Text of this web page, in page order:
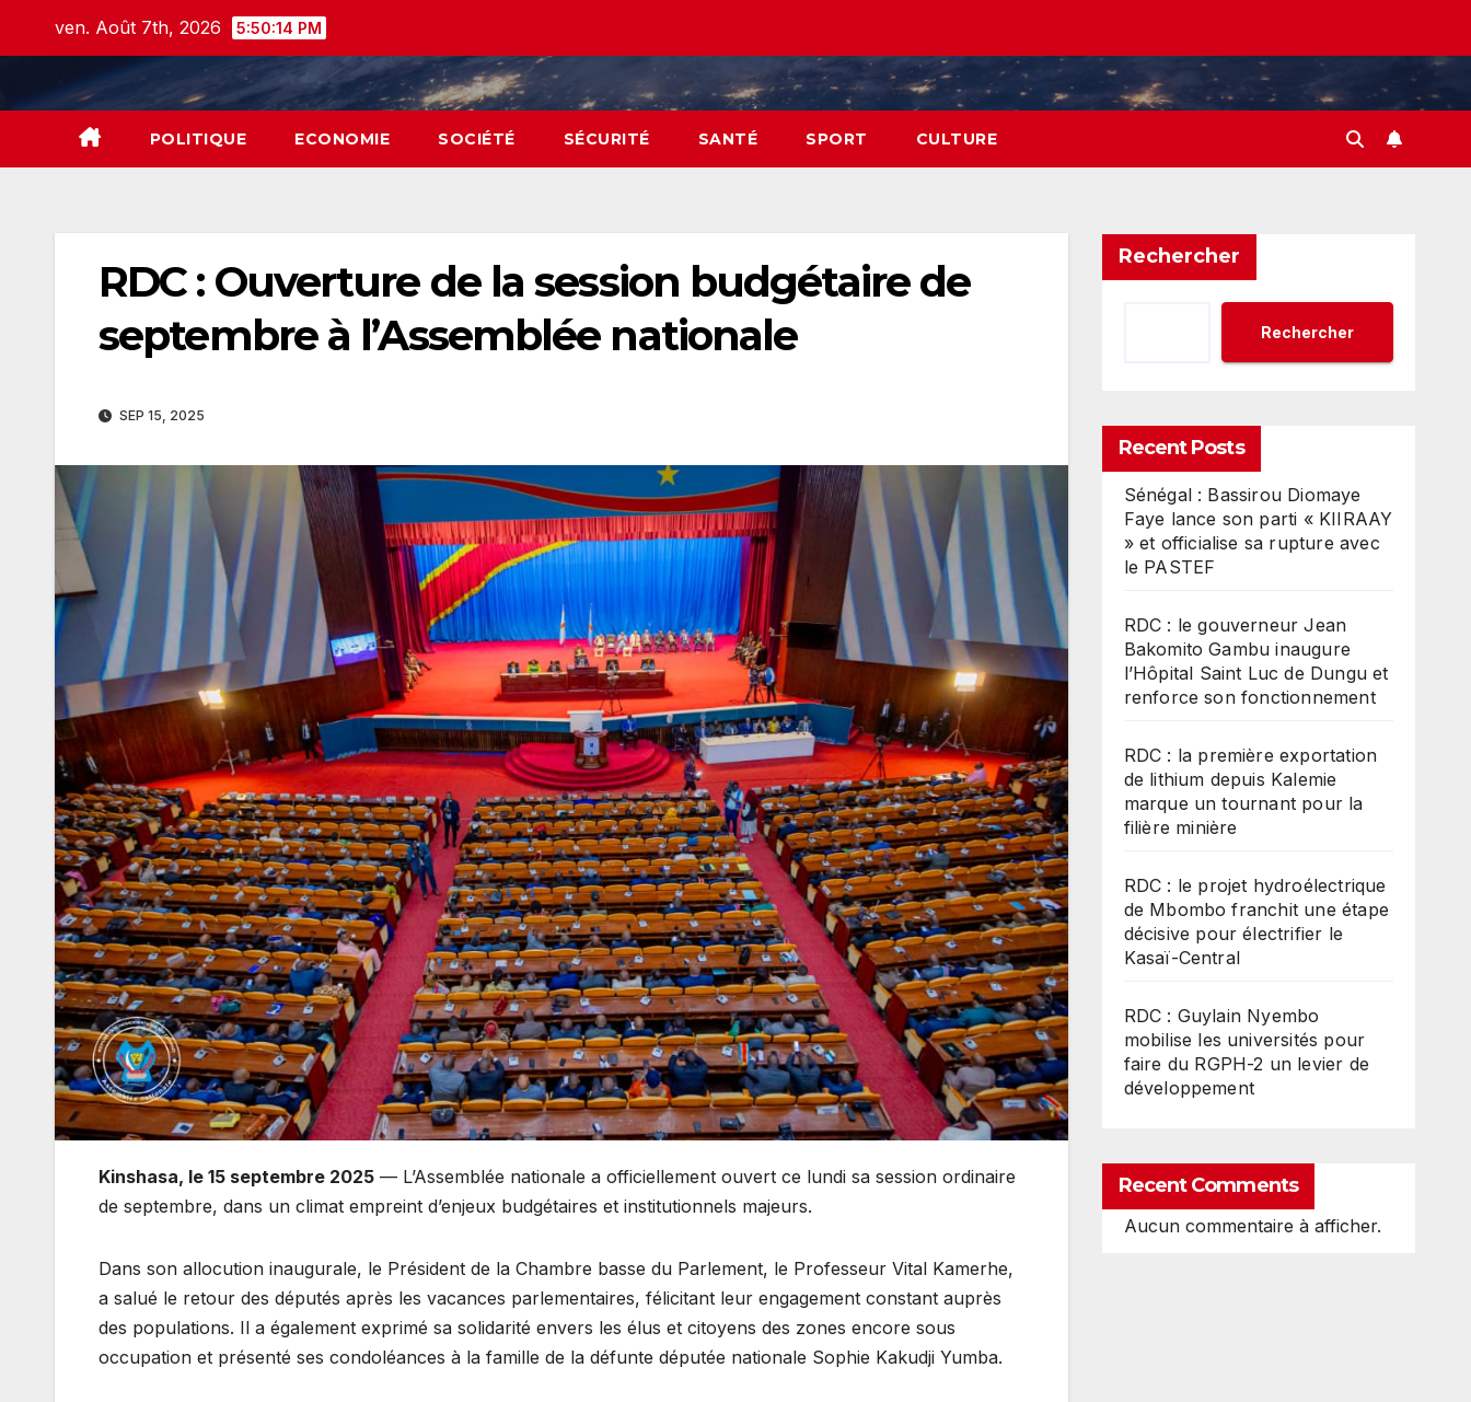
ven. Août 7th, 2026 5:50:15 PM
POLITIQUE ECONOMIE SOCIÉTÉ SÉCURITÉ SANTÉ SPORT CULTURE
RDC : Ouverture de la session budgétaire de
septembre à l’Assemblée nationale
SEP 15, 2025
Kinshasa, le 15 septembre 2025 — L’Assemblée nationale a officiellement ouvert ce lundi sa session ordinaire
de septembre, dans un climat empreint d’enjeux budgétaires et institutionnels majeurs.
Dans son allocution inaugurale, le Président de la Chambre basse du Parlement, le Professeur Vital Kamerhe,
a salué le retour des députés après les vacances parlementaires, félicitant leur engagement constant auprès
des populations. Il a également exprimé sa solidarité envers les élus et citoyens des zones encore sous
occupation et présenté ses condoléances à la famille de la défunte députée nationale Sophie Kakudji Yumba.
Rechercher
Rechercher
Recent Posts
Sénégal : Bassirou Diomaye
Faye lance son parti « KIIRAAY
» et officialise sa rupture avec
le PASTEF
RDC : le gouverneur Jean
Bakomito Gambu inaugure
l’Hôpital Saint Luc de Dungu et
renforce son fonctionnement
RDC : la première exportation
de lithium depuis Kalemie
marque un tournant pour la
filière minière
RDC : le projet hydroélectrique
de Mbombo franchit une étape
décisive pour électrifier le
Kasaï-Central
RDC : Guylain Nyembo
mobilise les universités pour
faire du RGPH-2 un levier de
développement
Recent Comments
Aucun commentaire à afficher.